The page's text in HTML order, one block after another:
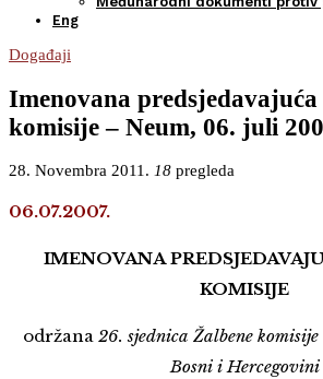
Eng
Događaji
Imenovana predsjedavajuća
komisije – Neum, 06. juli
28. Novembra 2011. 18 pregleda
06.07.2007.
IMENOVANA
KOMISIJE
održana 26. sjednica Žalbene
Bosni i Hercegovini